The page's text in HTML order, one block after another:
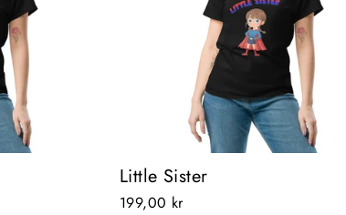
Little Sister
199,00 kr